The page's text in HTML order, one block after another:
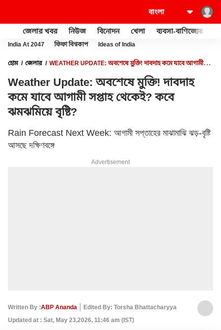
জেলার খবর নিউজ বিনোদন খেলা ব্যবসা-বাণিজ্যের
India At 2047 ফিফা বিশ্বকাপ Ideas of India
হোম জেলার
WEATHER UPDATE: অবশেষে মুক্তি! দাবদাহ কমে যাবে আগামী
Weather Update: অবশেষে মুক্তি! দাবদাহ
কমে যাবে আগামী সপ্তাহ থেকেই? কবে
ঝমঝমিয়ে বৃষ্টি?
Rain Forecast Next Week: আগামী সপ্তাহের মাঝামাঝি ঝড়-বৃষ্টি
আসছে দক্ষিণবঙ্গে
Advertisement
Written By :ABP Ananda
Edited By: Torsha Bhattacharyya
Updated at : Sat, May 23,2026, 11:46 am (IST)